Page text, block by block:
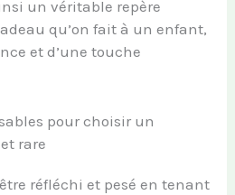
un véritable repère
qu’on fait à un enfant,
et d’une touche
pour choisir un
rare
réfléchi et pesé en tenant